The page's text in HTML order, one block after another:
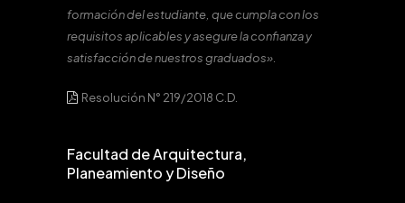
formación del estudiante, que cumpla con los
requisitos aplicables y asegure la confianza y
satisfacción de nuestros graduados».
Resolución N° 219/2018 C.D.
Facultad de Arquitectura,
Planeamiento y Diseño